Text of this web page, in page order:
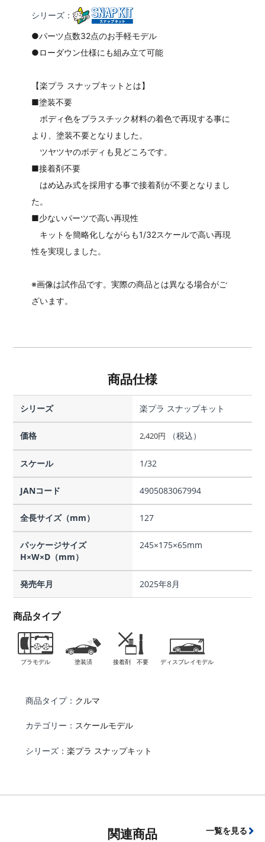
シリーズ：
●パーツ点数32点のお手軽モデル
●ローダウン仕様にも組み立て可能
【楽プラ スナップキットとは】
■塗装不要
ボディ色をプラスチック材料の着色で再現する事に
より、塗装不要となりました。
ツヤツヤのボディも見どころです。
■接着剤不要
はめ込み式を採用する事で接着剤が不要となりまし
た。
■少ないパーツで高い再現性
キットを簡略化しながらも1/32スケールで高い再現
性を実現しました。
※画像は試作品です。実際の商品とは異なる場合がご
ざいます。
商品仕様
シリーズ 楽プラ スナップキット
価格 2,420円 （税込）
スケール 1/32
JANコード 4905083067994
全長サイズ（mm） 127
パッケージサイズ
H×W×D（mm）
245×175×65mm
発売年月 2025年8月
商品タイプ
プラモデル 塗装済 接着剤 不要 ディスプレイモデル
商品タイプ： クルマ
カテゴリー： スケールモデル
シリーズ： 楽プラ スナップキット
関連商品 一覧を見る